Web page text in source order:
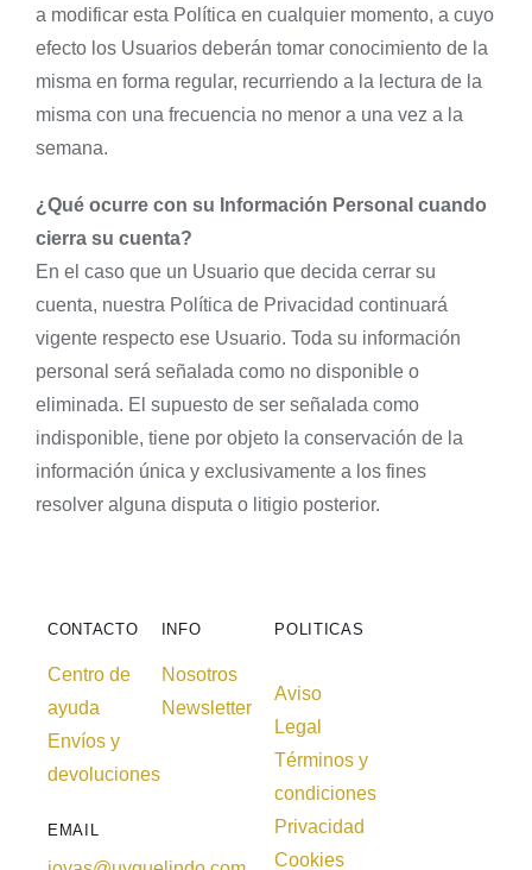
a modificar esta Política en cualquier momento, a cuyo
efecto los Usuarios deberán tomar conocimiento de la
misma en forma regular, recurriendo a la lectura de la
misma con una frecuencia no menor a una vez a la
semana.
¿Qué ocurre con su Información Personal cuando
cierra su cuenta?
En el caso que un Usuario que decida cerrar su
cuenta, nuestra Política de Privacidad continuará
vigente respecto ese Usuario. Toda su información
personal será señalada como no disponible o
eliminada. El supuesto de ser señalada como
indisponible, tiene por objeto la conservación de la
información única y exclusivamente a los fines
resolver alguna disputa o litigio posterior.
CONTACTO
Centro de
ayuda
Envíos y
devoluciones
EMAIL
INFO
Nosotros
Newsletter
POLITICAS
Aviso
Legal
Términos y
condiciones
Privacidad
Cookies